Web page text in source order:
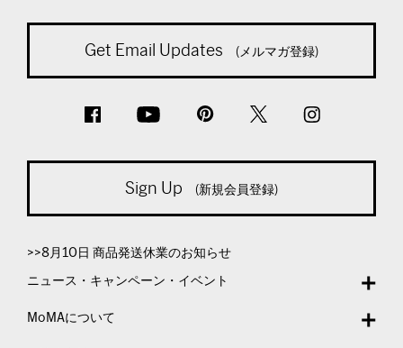
Get Email Updates (メルマガ登録)
Sign Up (新規会員登録)
>>8月10日 商品発送休業のお知らせ
ニュース・キャンペーン・イベント
MoMAについて